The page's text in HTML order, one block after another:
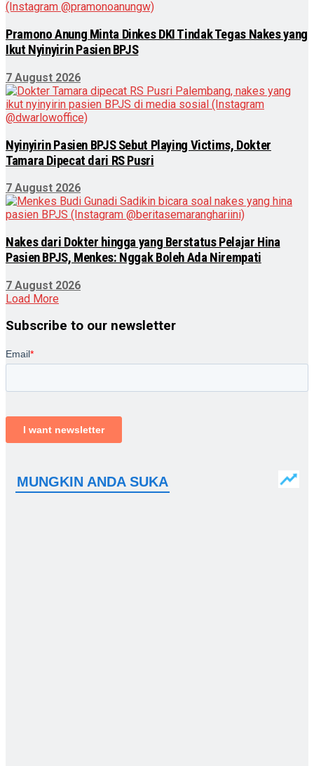
Pramono Anung Minta Dinkes DKI Tindak Tegas Nakes yang
Ikut Nyinyirin Pasien BPJS
7 August 2026
Nyinyirin Pasien BPJS Sebut Playing Victims, Dokter
Tamara Dipecat dari RS Pusri
7 August 2026
Nakes dari Dokter hingga yang Berstatus Pelajar Hina
Pasien BPJS, Menkes: Nggak Boleh Ada Nirempati
7 August 2026
Load More
Subscribe to our newsletter